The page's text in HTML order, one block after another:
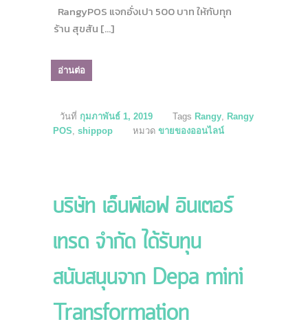
RangyPOS แจกอั่งเปา 500 บาท ให้กับทุก
ร้าน สุขสัน […]
อ่านต่อ
วันที่ กุมภาพันธ์ 1, 2019 Tags Rangy, Rangy
POS, shippop หมวด ขายของออนไลน์
บริษัท เอ็นพีเอฟ อินเตอร์
เทรด จำกัด ได้รับทุน
สนับสนุนจาก Depa mini
Transformation